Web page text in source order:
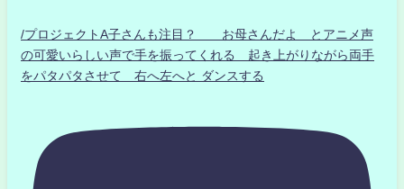
/プロジェクトA子さんも注目？ お母さんだよ とアニメ声
の可愛いらしい声で手を振ってくれる 起き上がりながら両手
をパタパタさせて 右へ左へと ダンスする